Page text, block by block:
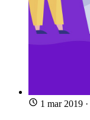
1 mar 2019 ·